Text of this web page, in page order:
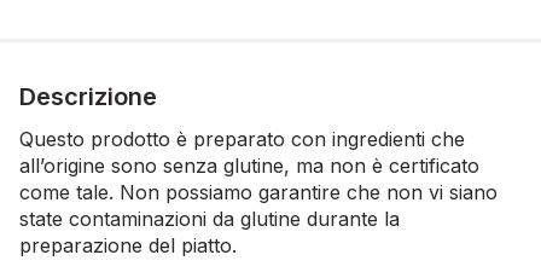
Descrizione
Questo prodotto è preparato con ingredienti che
all’origine sono senza glutine, ma non è certificato
come tale. Non possiamo garantire che non vi siano
state contaminazioni da glutine durante la
preparazione del piatto.